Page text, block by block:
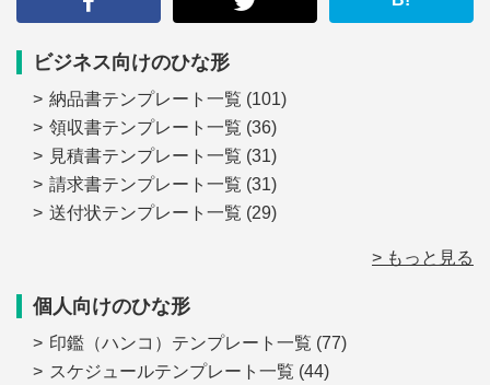
ビジネス向けのひな形
納品書テンプレート一覧 (101)
領収書テンプレート一覧 (36)
見積書テンプレート一覧 (31)
請求書テンプレート一覧 (31)
送付状テンプレート一覧 (29)
> もっと見る
個人向けのひな形
印鑑（ハンコ）テンプレート一覧 (77)
スケジュールテンプレート一覧 (44)